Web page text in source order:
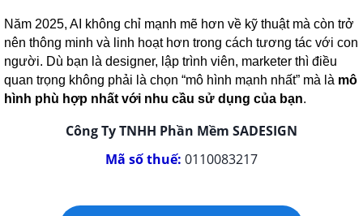
Năm 2025, AI không chỉ mạnh mẽ hơn về kỹ thuật mà còn trở
nên thông minh và linh hoạt hơn trong cách tương tác với con
người. Dù bạn là designer, lập trình viên, marketer thì điều
quan trọng không phải là chọn “mô hình mạnh nhất” mà là mô
hình phù hợp nhất với nhu cầu sử dụng của bạn.
Công Ty TNHH Phần Mềm SADESIGN
Mã số thuế: 0110083217